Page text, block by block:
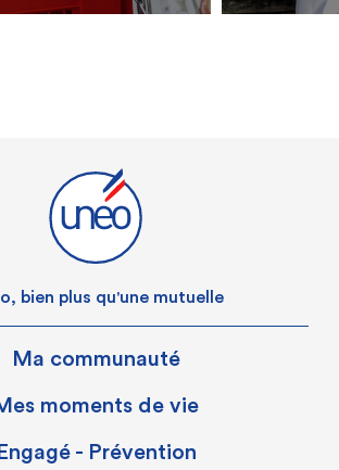
bien plus qu'une mutuelle
Ma communauté
moments de vie
Engagé - Prévention